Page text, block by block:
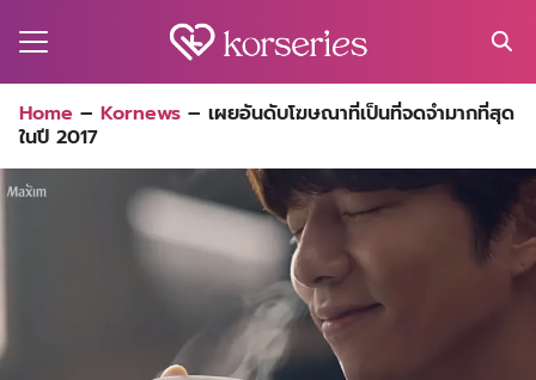
for:
Home – Kornews – เผยอันดับโฆษณาที่เป็นที่จดจำมากที่สุด
ในปี 2017